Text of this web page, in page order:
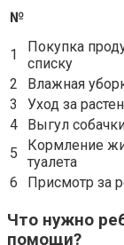
№
1
Покупка
списку
2
Влажная
3
Уход за
4
Выгул
5
Кормление
туалета
6
Присмотр за
Что нужно
помощи?